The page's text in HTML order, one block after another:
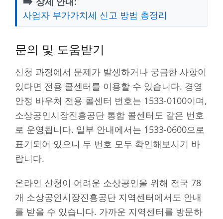
사업자 부가가치세 신고 방법 총정리
문의 및 도움받기
신청 과정에서 문제가 발생하거나 궁금한 사항이
있다면 전용 콜센터를 이용할 수 있습니다. 경영
안정 바우처 전용 콜센터 번호는 1533-0100이며,
소상공인시장진흥공단 통합 콜센터도 같은 번호
로 운영됩니다. 일부 안내에서는 1533-0600으로
표기되어 있으니 두 번호 모두 확인해보시기 바
랍니다.
온라인 신청이 어려운 소상공인을 위해 전국 78
개 소상공인시장진흥공단 지역센터에서도 안내
를 받을 수 있습니다. 가까운 지역센터를 방문하